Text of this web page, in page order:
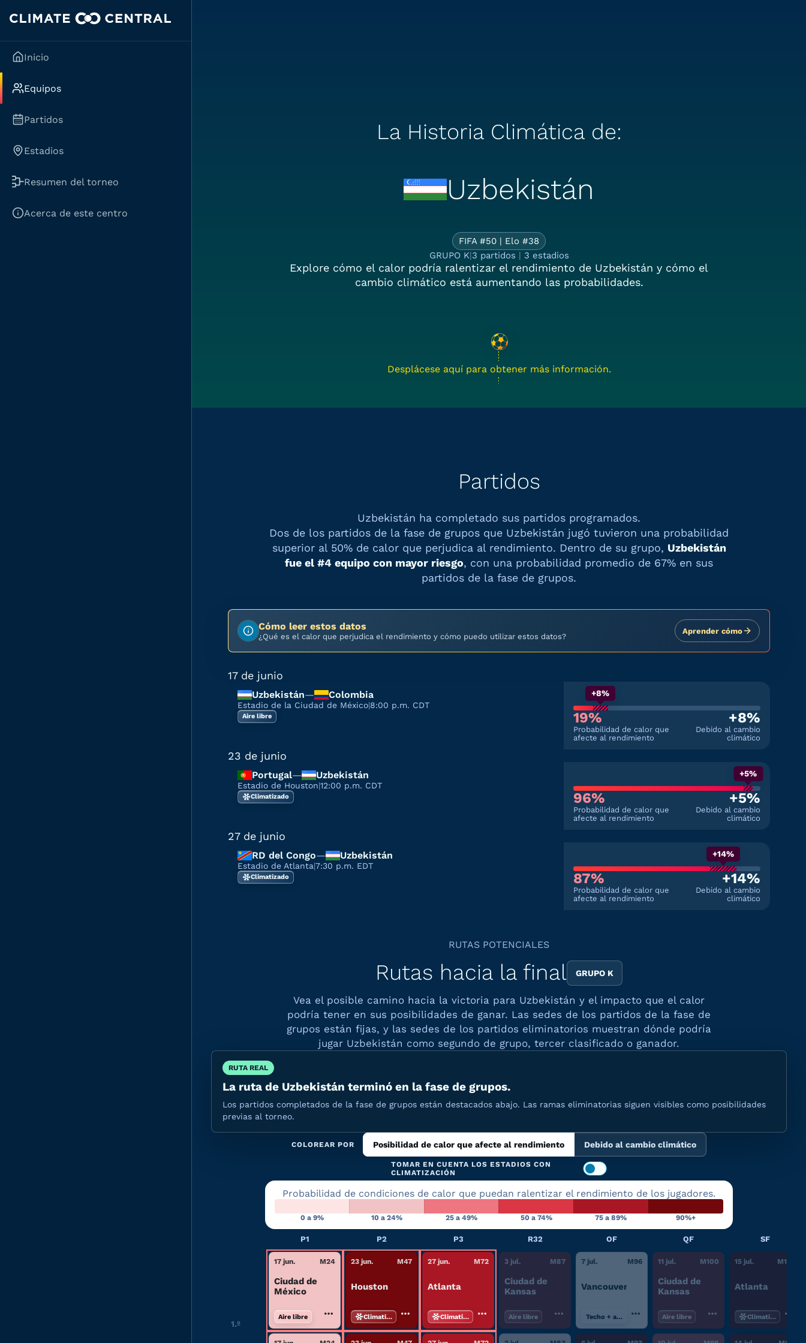
Inicio
Equipos
Partidos
Estadios
Resumen del torneo
Acerca de este centro
La Historia Climática de:
La Historia Climática
Uzbekistán
FIFA #50 | Elo #38
GRUPO K|3 partidos | 3 estadios
Explore cómo el calor podría ralentizar el rendimiento de Uzbekistán y cómo el
cambio climático está aumentando las probabilidades.
Desplácese aquí para obtener más información.
Partidos
Uzbekistán ha completado sus partidos programados.
Dos de los partidos de la fase de grupos que Uzbekistán jugó tuvieron una probabilidad
superior al 50% de calor que perjudica al rendimiento. Dentro de su grupo, Uzbekistán
fue el #4 equipo con mayor riesgo, con una probabilidad promedio de 67% en sus
partidos de la fase de grupos.
Cómo leer estos datos
¿Qué es el calor que perjudica el rendimiento y cómo puedo utilizar estos datos?
Aprender cómo
17 de junio
Uzbekistán— Colombia
Estadio de la Ciudad de México|8:00 p.m. CDT
Aire libre
+8%
19%
Probabilidad de calor que
afecte al rendimiento
+8%
Debido al cambio
climático
23 de junio
Portugal— Uzbekistán
Estadio de Houston|12:00 p.m. CDT
Climatizado
+5%
96%
Probabilidad de calor que
afecte al rendimiento
+5%
Debido al cambio
climático
27 de junio
RD del Congo— Uzbekistán
Estadio de Atlanta|7:30 p.m. EDT
Climatizado
+14%
87%
Probabilidad de calor que
afecte al rendimiento
+14%
Debido al cambio
climático
RUTAS POTENCIALES
Rutas hacia la final GRUPO K
Vea el posible camino hacia la victoria para Uzbekistán y el impacto que el calor
podría tener en sus posibilidades de ganar. Las sedes de los partidos de la fase de
grupos están fijas, y las sedes de los partidos eliminatorios muestran dónde podría
jugar Uzbekistán como segundo de grupo, tercer clasificado o ganador.
RUTA REAL
La ruta de Uzbekistán terminó en la fase de grupos.
Los partidos completados de la fase de grupos están destacados abajo. Las ramas eliminatorias siguen visibles como posibilidades
previas al torneo.
COLOREAR POR Posibilidad de calor que afecte al rendimiento Debido al cambio climático
TOMAR EN CUENTA LOS ESTADIOS CON
CLIMATIZACIÓN
Probabilidad de condiciones de calor que puedan ralentizar el rendimiento de los jugadores.
0 a 9% 10 a 24% 25 a 49% 50 a 74% 75 a 89% 90%+
P1 P2 P3 R32 OF QF SF
1.º
17 jun. M24
Ciudad de
México
Aire libre
23 jun. M47
Houston
Climatizado
27 jun. M72
Atlanta
Climatizado
3 jul. M87
Ciudad de
Kansas
Aire libre
7 jul. M96
Vancouver
Techo + aire libre
11 jul. M100
Ciudad de
Kansas
Aire libre
15 jul. M102
Atlanta
Climatizado